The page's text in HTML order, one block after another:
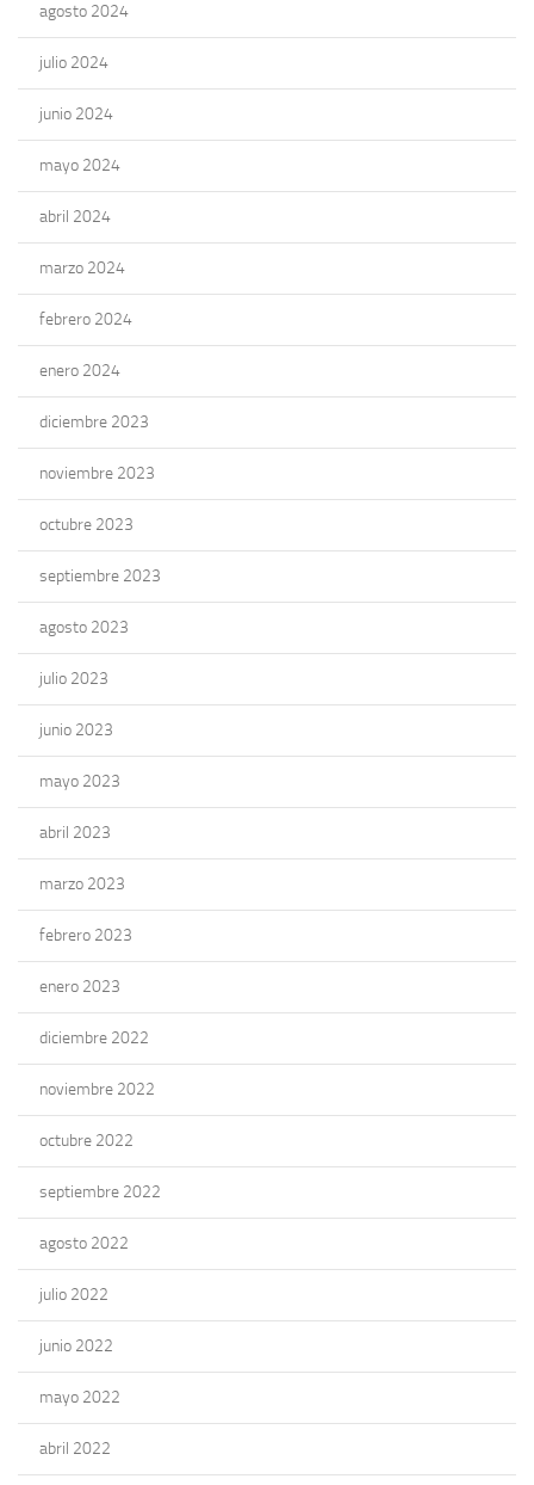
agosto 2024
julio 2024
junio 2024
mayo 2024
abril 2024
marzo 2024
febrero 2024
enero 2024
diciembre 2023
noviembre 2023
octubre 2023
septiembre 2023
agosto 2023
julio 2023
junio 2023
mayo 2023
abril 2023
marzo 2023
febrero 2023
enero 2023
diciembre 2022
noviembre 2022
octubre 2022
septiembre 2022
agosto 2022
julio 2022
junio 2022
mayo 2022
abril 2022